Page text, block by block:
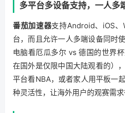
多平台多设备支持，一人多
番茄加速器支持Android、iOS
台，而且允许一人多端设备同时
电脑看厄瓜多尔 vs 德国的世界
在国外是仅限中国大陆观看的）
平台看NBA，或者家人用平板一
种灵活性，让海外用户的观赛需求